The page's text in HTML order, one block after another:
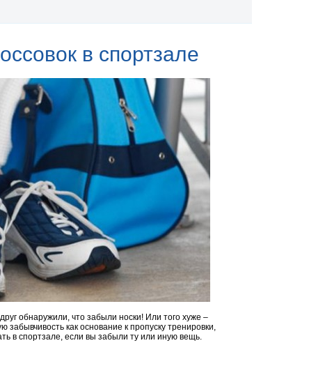
в спортзале
обнаружили, что забыли носки! Или того хуже –
как основание к пропуску тренировки,
в спортзале, если вы забыли ту или иную вещь.